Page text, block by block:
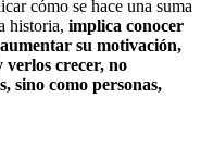
cómo se hace una suma
historia, implica conocer
su motivación,
verlos crecer, no
sino como personas,